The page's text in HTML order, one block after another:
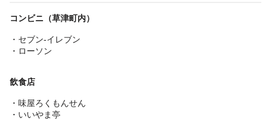
コンビニ（草津町内）
・セブン‐イレブン
・ローソン
飲食店
・味屋ろくもんせん
・いいやま亭